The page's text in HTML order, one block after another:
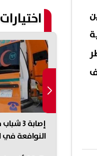
إصابة
النوافعة في